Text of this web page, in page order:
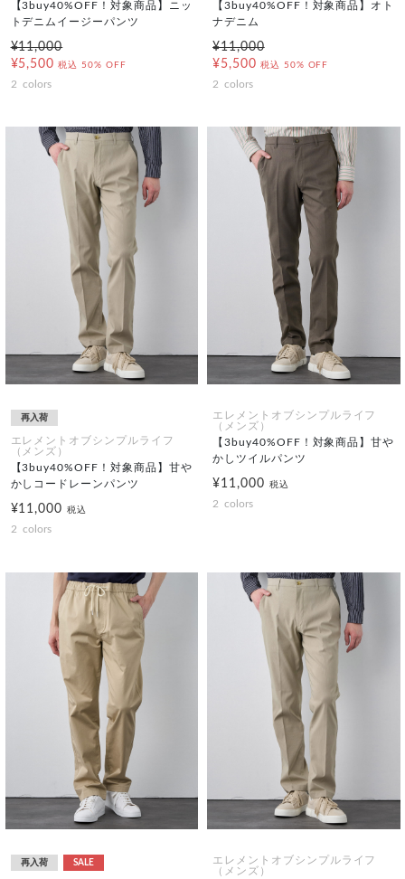
【3buy40%OFF！対象商品】ニッ
トデニムイージーパンツ
¥11,000
¥5,500 税込 50% OFF
2 colors
【3buy40%OFF！対象商品】オト
ナデニム
¥11,000
¥5,500 税込 50% OFF
2 colors
再入荷
エレメントオブシンプルライフ
（メンズ）
【3buy40%OFF！対象商品】甘や
かしコードレーンパンツ
¥11,000税込
2 colors
エレメントオブシンプルライフ
（メンズ）
【3buy40%OFF！対象商品】甘や
かしツイルパンツ
¥11,000 税込
2 colors
再入荷 SALE
エレメントオブシンプルライフ
（メンズ）